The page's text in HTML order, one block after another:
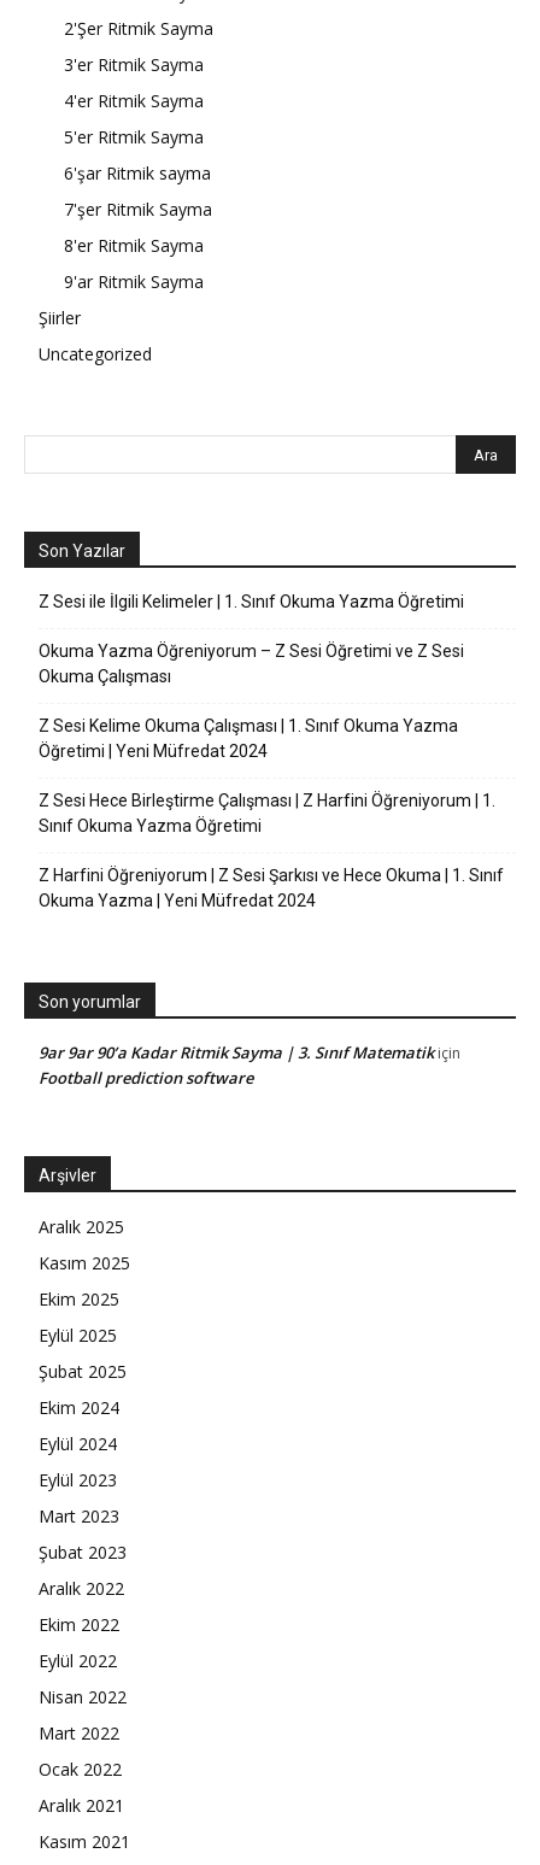
2'Şer Ritmik Sayma
3'er Ritmik Sayma
4'er Ritmik Sayma
5'er Ritmik Sayma
6'şar Ritmik sayma
7'şer Ritmik Sayma
8'er Ritmik Sayma
9'ar Ritmik Sayma
Şiirler
Uncategorized
Son Yazılar
Z Sesi ile İlgili Kelimeler | 1. Sınıf Okuma Yazma Öğretimi
Okuma Yazma Öğreniyorum – Z Sesi Öğretimi ve Z Sesi
Okuma Çalışması
Z Sesi Kelime Okuma Çalışması | 1. Sınıf Okuma Yazma
Öğretimi | Yeni Müfredat 2024
Z Sesi Hece Birleştirme Çalışması | Z Harfini Öğreniyorum | 1.
Sınıf Okuma Yazma Öğretimi
Z Harfini Öğreniyorum | Z Sesi Şarkısı ve Hece Okuma | 1. Sınıf
Okuma Yazma | Yeni Müfredat 2024
Son yorumlar
9ar 9ar 90’a Kadar Ritmik Sayma | 3. Sınıf Matematikiçin
Football prediction software
Arşivler
Aralık 2025
Kasım 2025
Ekim 2025
Eylül 2025
Şubat 2025
Ekim 2024
Eylül 2024
Eylül 2023
Mart 2023
Şubat 2023
Aralık 2022
Ekim 2022
Eylül 2022
Nisan 2022
Mart 2022
Ocak 2022
Aralık 2021
Kasım 2021